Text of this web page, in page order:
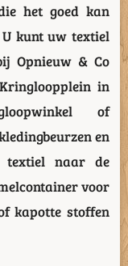
het goed kan
kunt uw textiel
Opnieuw & Co
in
of
en
textiel naar de
voor
kapotte stoffen